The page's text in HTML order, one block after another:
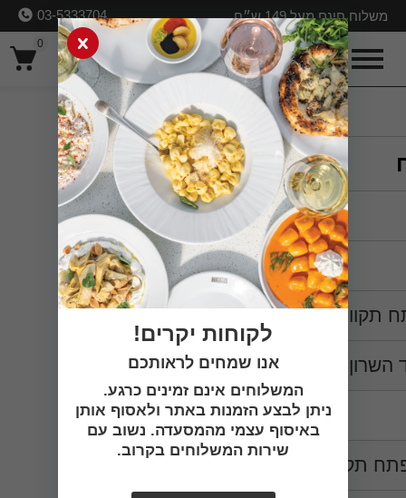
משלוח חינם מעל 149 ש״ח 03-5333704
0
כניסה
תקווה
השרון
תקווה
לקוחות יקרים!
אנו שמחים לראותכם
המשלוחים אינם זמינים כרגע.
ניתן לבצע הזמנות באתר ולאסוף אותן
באיסוף עצמי מהמסעדה. נשוב עם
שירות המשלוחים בקרוב.